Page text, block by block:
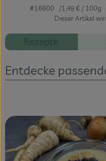
Veranstaltungen
Blog
#16600 1,49 € / 100g
Dieser Artikel
Rezepte
Entdecke